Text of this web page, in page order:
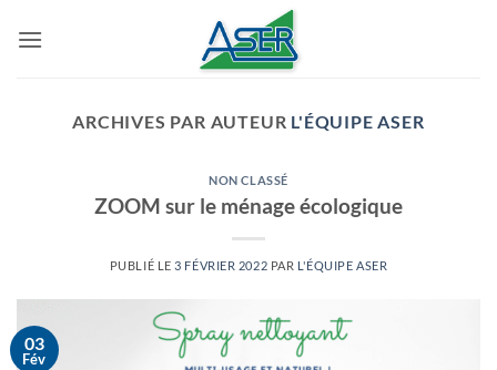
ARCHIVES PAR AUTEUR L'ÉQUIPE ASER
NON CLASSÉ
ZOOM sur le ménage écologique
PUBLIÉ LE 3 FÉVRIER 2022 PAR L'ÉQUIPE ASER
03
Fév